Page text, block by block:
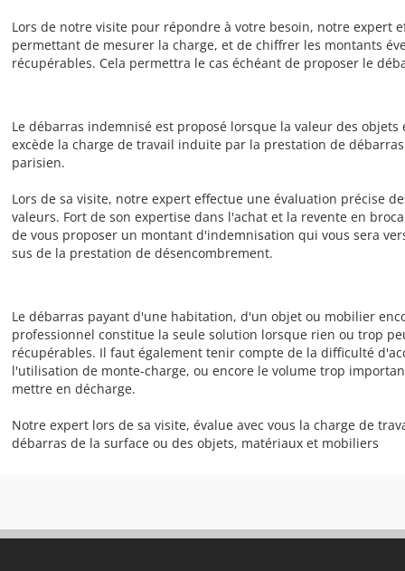
Lors de notre visite pour répondre à votre besoin, notre expert
permettant de mesurer la charge, et de chiffrer les montants
récupérables. Cela permettra le cas échéant de proposer le
Le débarras indemnisé est proposé lorsque la valeur des
excède la charge de travail induite par la prestation de
parisien.
Lors de sa visite, notre expert effectue une évaluation précise
valeurs. Fort de son expertise dans l'achat et la revente en
de vous proposer un montant d'indemnisation qui vous sera
sus de la prestation de désencombrement.
Le débarras payant d'une habitation, d'un objet ou mobilier
professionnel constitue la seule solution lorsque rien ou trop
récupérables. Il faut également tenir compte de la difficulté
l'utilisation de monte-charge, ou encore le volume trop
mettre en décharge.
Notre expert lors de sa visite, évalue avec vous la charge de
débarras de la surface ou des objets, matériaux et mobiliers